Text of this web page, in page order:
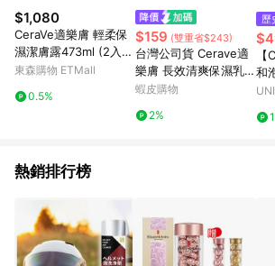
8. LINE購物為購物資訊整合性平台，商品資料更
如顯示之商品規格、顏色、價位、贈品與東森購物
頁不符，以銷售網頁標示為準。 9. 若有贈點爭議
日期+180天以內至LINE購物客服洽詢；若超過
行申訴，恕無法贈點回饋。 10. 部分點數紅包僅
用，或不適用於無回饋商品。各點數紅包之適用商
請依點數紅包頁面規則為準。
$1,080
CeraVe適樂膚 輕柔保
濕潔膚露473ml (2入
組)
東森購物 ETMall
0.5%
$159 (雙重省$243)
台灣公司貨 Cerave適
樂膚 長效清爽保濕乳4
73ml/236ml
蝦皮購物
2%
歷
和
熱銷排行榜